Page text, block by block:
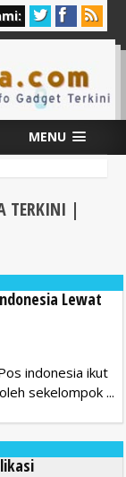
MENU
TERKINI |
Lewat
indonesia ikut
sekelompok ...